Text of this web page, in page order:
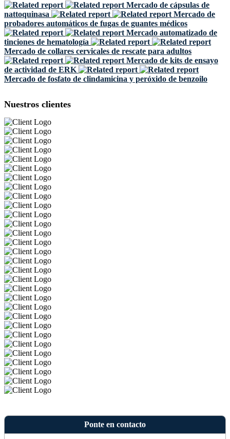
Mercado de cápsulas de
nattoquinasa
Mercado de
probadores automáticos de fugas de guantes médicos
Mercado automatizado de
tinciones de hematología
Mercado de collares cervicales de rescate para adultos
Mercado de kits de ensayo
de actividad de ERK
Mercado de fosfato de clindamicina y peróxido de benzoilo
Nuestros clientes
Ponte en contacto